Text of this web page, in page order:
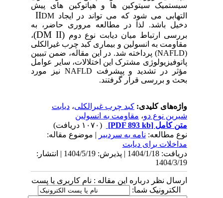
سیستمیک سیتوکین ها و هپاتوکین های پیش
التهابی می شود که می تواند در ایجاد DM
II
دخیل باشد. لذا در مطالعه مروری حاضر، به
بررسی ارتباط میان دیابت نوع دوم(
DM II
)
مقاومت به انسولین و بیماری کبد چرب غیرالکلی
NAFLD
) پرداخته شد. در این مقاله، ضمن تبیین
پاتوفیزیولوژی مشترک این اختلالات، سایر عوامل
مؤثر در تشدید و پیشرفت
NAFLD نیز مورد
بحث و بررسی قرار گرفتند.
واژه‌های کلیدی:کبد چرب غیرالکلی،دیابت
شیرین نوع دو،مقاومت به انسولین
متن کامل[PDF 893 kb]
نوع مطالعه:نامه به سردبیر| موضوع مقاله:
مداخلات برای دیابت
دریافت: 1404/1/18 | پذیرش: 1404/5/19 | انتشار:
1404/3/19
ارسال نظر درباره این مقاله : نام کاربری یا پست
الکترونیک شما: